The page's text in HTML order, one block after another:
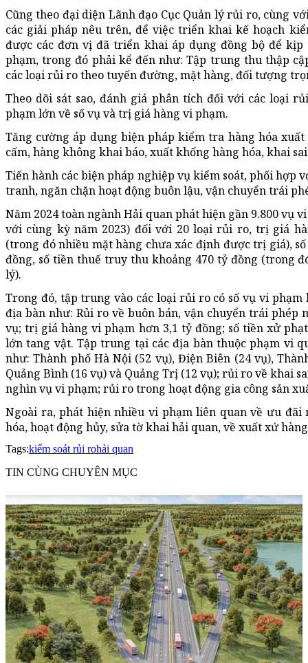
Cũng theo đại diện Lãnh đạo Cục Quản lý rủi ro, cùng
các giải pháp nêu trên, để việc triển khai kế hoạch
được các đơn vị đã triển khai áp dụng đồng bộ để
phạm, trong đó phải kể đến như: Tập trung thu thập
các loại rủi ro theo tuyến đường, mặt hàng, đối tượng
Theo dõi sát sao, đánh giá phân tích đối với các loại
phạm lớn về số vụ và trị giá hàng vi phạm.
Tăng cường áp dụng biện pháp kiểm tra hàng hóa
cấm, hàng không khai báo, xuất khống hàng hóa, khai
Tiến hành các biện pháp nghiệp vụ kiểm soát, phối hợp
tranh, ngăn chặn hoạt động buôn lậu, vận chuyển trái
Năm 2024 toàn ngành Hải quan phát hiện gần 9.800 vụ
với cùng kỳ năm 2023) đối với 20 loại rủi ro, trị giá
(trong đó nhiều mặt hàng chưa xác định được trị giá),
đồng, số tiền thuế truy thu khoảng 470 tỷ đồng (trong
lý).
Trong đó, tập trung vào các loại rủi ro có số vụ vi
địa bàn như: Rủi ro về buôn bán, vận chuyển trái phép
vụ; trị giá hàng vi phạm hơn 3,1 tỷ đồng; số tiền xử
lớn tang vật. Tập trung tại các địa bàn thuộc phạm vi
như: Thành phố Hà Nội (52 vụ), Điện Biên (24 vụ),
Quảng Bình (16 vụ) và Quảng Trị (12 vụ); rủi ro về khai
nghìn vụ vi phạm; rủi ro trong hoạt động gia công sản
Ngoài ra, phát hiện nhiều vi phạm liên quan về ưu
hóa, hoạt động hủy, sửa tờ khai hải quan, về xuất xứ
Tags:kiểm soát rủi rohải quan
TIN CÙNG CHUYÊN MỤC